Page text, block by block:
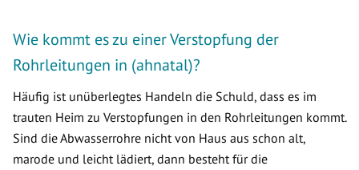
Wie kommt es zu einer Verstopfung der
Rohrleitungen in (ahnatal)?
Häufig ist unüberlegtes Handeln die Schuld, dass es im
trauten Heim zu Verstopfungen in den Rohrleitungen kommt.
Sind die Abwasserrohre nicht von Haus aus schon alt,
marode und leicht lädiert, dann besteht für die